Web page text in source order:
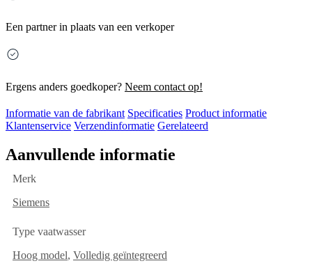
Een partner in plaats van een verkoper
Ergens anders goedkoper? Neem contact op!
Informatie van de fabrikant Specificaties Product informatie
Klantenservice Verzendinformatie Gerelateerd
Aanvullende informatie
Merk
Siemens
Type vaatwasser
Hoog model, Volledig geïntegreerd